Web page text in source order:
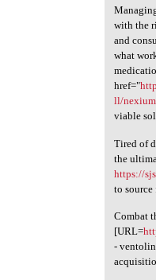
with the
and
what
href="
ll/
viable
Tired of
the
https://
to source
Combat
[URL=
-